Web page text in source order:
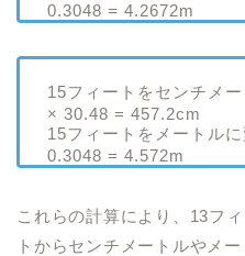
0.3048 = 4.2672m
15フィートをセンチメ
× 30.48 = 457.2cm
15フィートをメートル
0.3048 = 4.572m
これらの計算により、13フ
トからセンチメートルやメ